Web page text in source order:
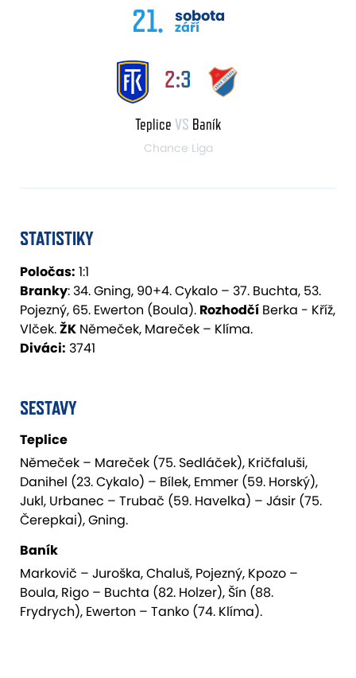
21. sobota
září
2:3
Teplice VS Baník
Chance Liga
STATISTIKY
Poločas: 1:1
Branky: 34. Gning, 90+4. Cykalo – 37. Buchta, 53.
Pojezný, 65. Ewerton (Boula). Rozhodčí Berka - Kříž,
Vlček.ŽK Němeček, Mareček – Klíma.
Diváci: 3741
SESTAVY
Teplice
Němeček – Mareček (75. Sedláček), Kričfaluši,
Danihel (23. Cykalo) – Bílek, Emmer (59. Horský),
Jukl, Urbanec – Trubač (59. Havelka) – Jásir (75.
Čerepkai), Gning.
Baník
Markovič – Juroška, Chaluš, Pojezný, Kpozo –
Boula, Rigo – Buchta (82. Holzer), Šín (88.
Frydrych), Ewerton – Tanko (74. Klíma).